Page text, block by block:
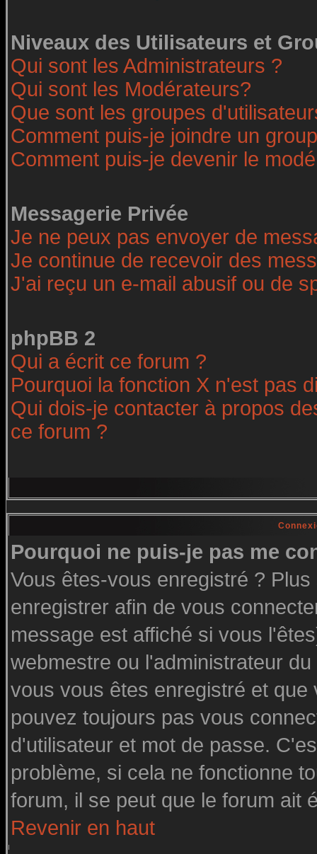
Niveaux des Utilisateurs et
Qui sont les Administrateurs ?
Qui sont les Modérateurs?
Que sont les groupes
Comment puis-je joindre un
Comment puis-je devenir le
Messagerie Privée
Je ne peux pas envoyer de
Je continue de recevoir des
J'ai reçu un e-mail abusif ou de
phpBB 2
Qui a écrit ce forum ?
Pourquoi la fonction X n'est pas
Qui dois-je contacter à propos
ce forum ?
Pourquoi ne puis-je pas me
Vous êtes-vous enregistré ?
enregistrer afin de vous
message est affiché si vous
webmestre ou l'administrateur
vous vous êtes enregistré et
pouvez toujours pas vous
d'utilisateur et mot de passe.
problème, si cela ne fonctionne
forum, il se peut que le forum ait
Revenir en haut